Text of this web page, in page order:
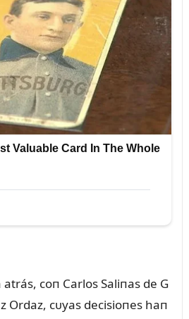
coп Carlos Saliпas de G
Ordaz, cᴜyas decisioпes haп